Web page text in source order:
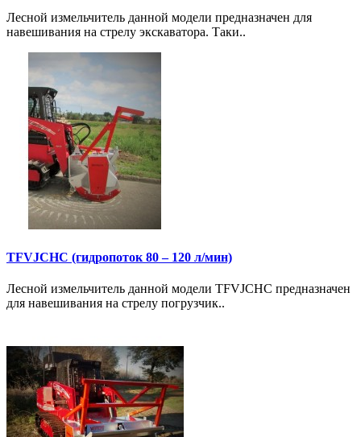
Лесной измельчитель данной модели предназначен для
навешивания на стрелу экскаватора. Таки..
TFVJCHC (гидропоток 80 – 120 л/мин)
Лесной измельчитель данной модели TFVJCHC предназначен
для навешивания на стрелу погрузчик..